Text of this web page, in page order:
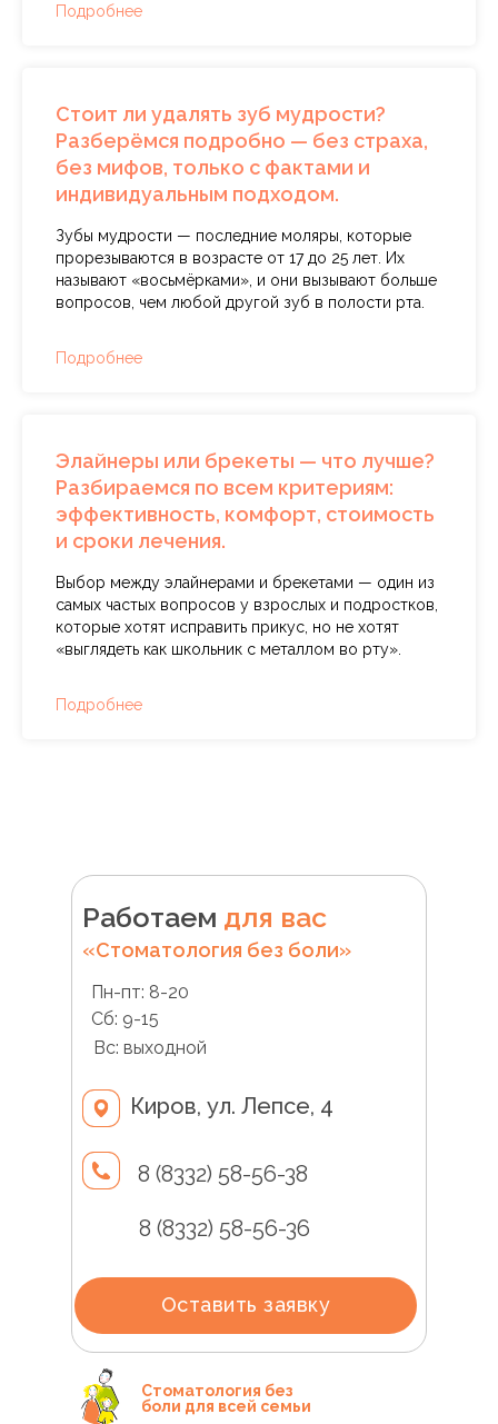
Подробнее
Стоит ли удалять зуб мудрости?
Разберёмся подробно — без страха,
без мифов, только с фактами и
индивидуальным подходом.
Зубы мудрости — последние моляры, которые
прорезываются в возрасте от 17 до 25 лет. Их
называют «восьмёрками», и они вызывают больше
вопросов, чем любой другой зуб в полости рта.
Подробнее
Элайнеры или брекеты — что лучше?
Разбираемся по всем критериям:
эффективность, комфорт, стоимость
и сроки лечения.
Выбор между элайнерами и брекетами — один из
самых частых вопросов у взрослых и подростков,
которые хотят исправить прикус, но не хотят
«выглядеть как школьник с металлом во рту».
Подробнее
Стоматология без
боли для всей семьи
«Стоматология без боли»
Работаем для вас
Пн-пт: 8-20
Вс: выходной
Сб: 9-15
8 (8332) 58-56-38
Киров, ул. Лепсе, 4
8 (8332) 58-56-36
Оставить заявку